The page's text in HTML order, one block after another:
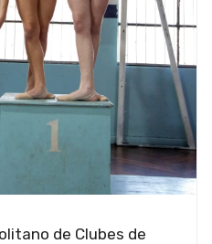
de Clubes de